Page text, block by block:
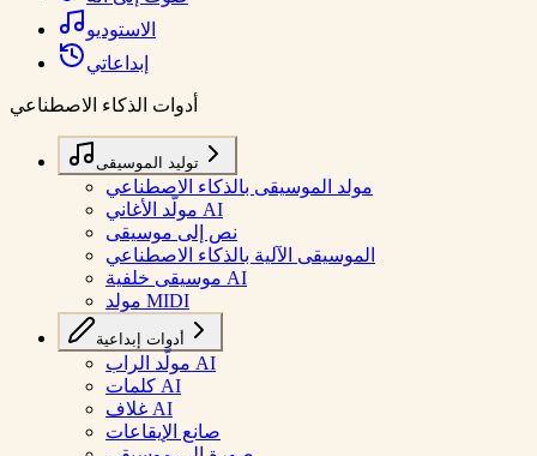
الاستوديو
إبداعاتي
أدوات الذكاء الاصطناعي
توليد الموسيقى
مولد الموسيقى بالذكاء الاصطناعي
مولّد الأغاني AI
نص إلى موسيقى
الموسيقى الآلية بالذكاء الاصطناعي
موسيقى خلفية AI
مولد MIDI
أدوات إبداعية
مولّد الراب AI
كلمات AI
غلاف AI
صانع الإيقاعات